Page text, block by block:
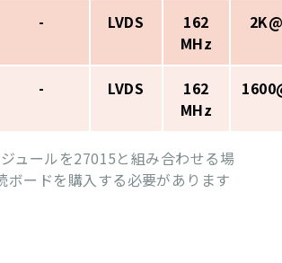
- LVDS
162
MHz
- LVDS
162
MHz
ュールを27015と組み合わせる場
ボードを購入する必要があります